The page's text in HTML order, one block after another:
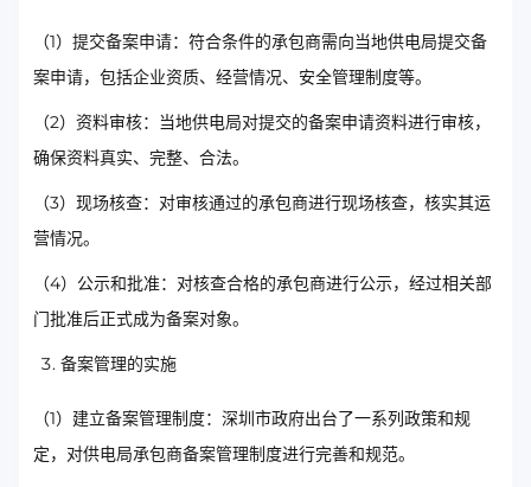
（1）提交备案申请：符合条件的承包商需向当地供电局提交备
案申请，包括企业资质、经营情况、安全管理制度等。
（2）资料审核：当地供电局对提交的备案申请资料进行审核，
确保资料真实、完整、合法。
（3）现场核查：对审核通过的承包商进行现场核查，核实其运
营情况。
（4）公示和批准：对核查合格的承包商进行公示，经过相关部
门批准后正式成为备案对象。
备案管理的实施
（1）建立备案管理制度：深圳市政府出台了一系列政策和规
定，对供电局承包商备案管理制度进行完善和规范。